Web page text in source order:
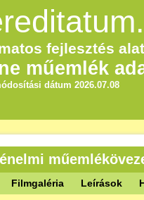
fejlesztés
műemlék
dátum 2026.07.08
Filmgaléria Leírások